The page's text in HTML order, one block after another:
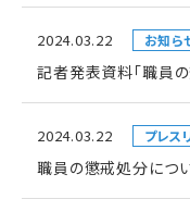
2024.03.22 お知ら
記者発表資料「職員
2024.03.22 プレス
職員の懲戒処分につ